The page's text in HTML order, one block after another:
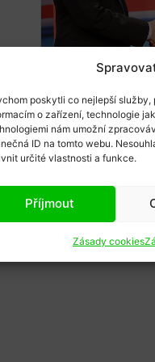
poskytli co nejlepší
o zařízení, technologie
nám umožní
ID na tomto webu.
určité vlastnosti a funkce.
Příjmout
Zásady cookies
UPDATE
volby v
Update 3 (5. 12.
konečnou